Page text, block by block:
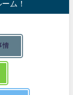
ム！
情